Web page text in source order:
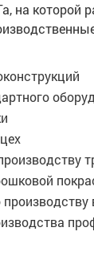
на которой